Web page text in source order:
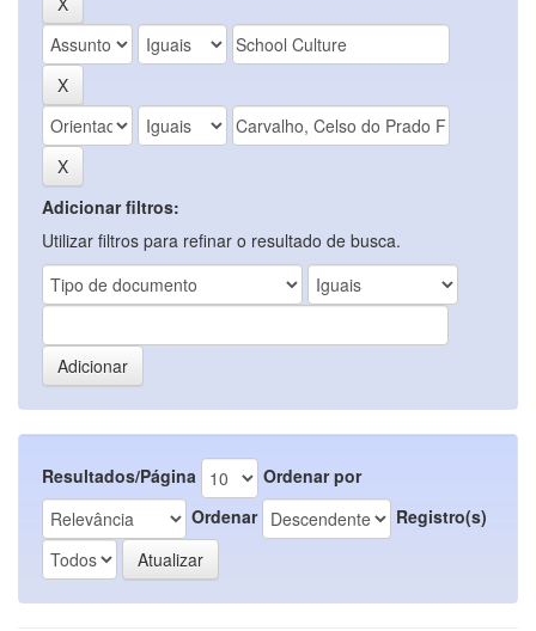
Adicionar filtros:
Utilizar filtros para refinar o resultado de busca.
Resultados/Página
Ordenar por
Ordenar
Registro(s)